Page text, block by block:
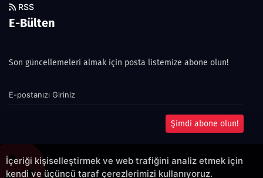
RSS
E-Bülten
Son güncellemeleri almak için posta listemize abone olun!
Şimdi abone olun!
İçeriği kişiselleştirmek ve web trafiğini analiz etmek için
kendi ve üçüncü taraf çerezlerimizi kullanıyoruz.